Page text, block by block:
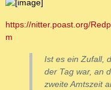
https://nitter.poast.org/
m
Ist es ein Zufall,
der Tag war, an
zweite Amtszeit